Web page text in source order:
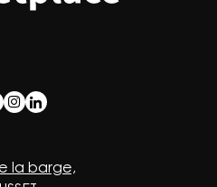
la barge,